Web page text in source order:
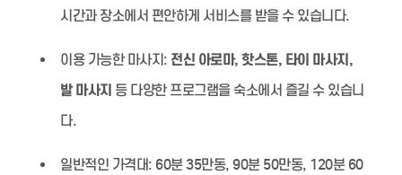
시간과 장소에서 편안하게 서비스를 받을 수 있습니다.
이용 가능한 마사지: 전신 아로마, 핫스톤, 타이 마사지,
발 마사지 등 다양한 프로그램을 숙소에서 즐길 수 있습니
다.
일반적인 가격대: 60분 35만동, 90분 50만동, 120분 60